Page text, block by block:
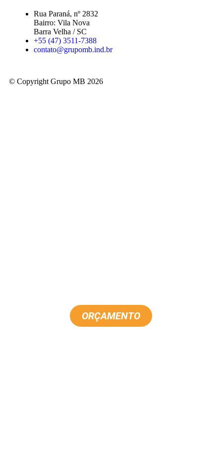
Rua Paraná, nº 2832
Bairro: Vila Nova
Barra Velha / SC
+55 (47) 3511-7388
contato@grupomb.ind.br
© Copyright Grupo MB 2026
ORÇAMENTO